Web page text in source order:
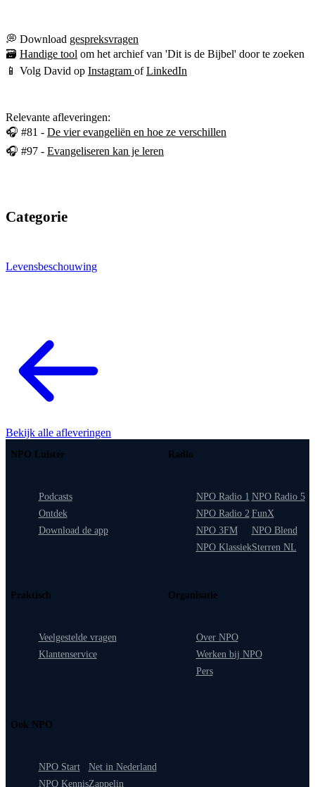
💭 Download gespreksvragen
🗃 Handige tool om het archief van 'Dit is de Bijbel' door te zoeken
📱 Volg David op Instagram ofLinkedIn
Relevante afleveringen:
🎧 #81 - De vier evangeliën en hoe ze verschillen
🎧 #97 - Evangeliseren kan je leren
Categorie
Levensbeschouwing
Bekijk alle afleveringen
NPO Luister
Podcasts
Ontdek
Download de app
Radio
NPO Radio 1
NPO Radio 2
NPO 3FM
NPO Klassiek
NPO Radio 5
FunX
NPO Blend
Sterren NL
Praktisch
Veelgestelde vragen
Klantenservice
Organisatie
Over NPO
Werken bij NPO
Pers
Ook NPO
NPO Start
NPO Kennis
Net in Nederland
Zappelin